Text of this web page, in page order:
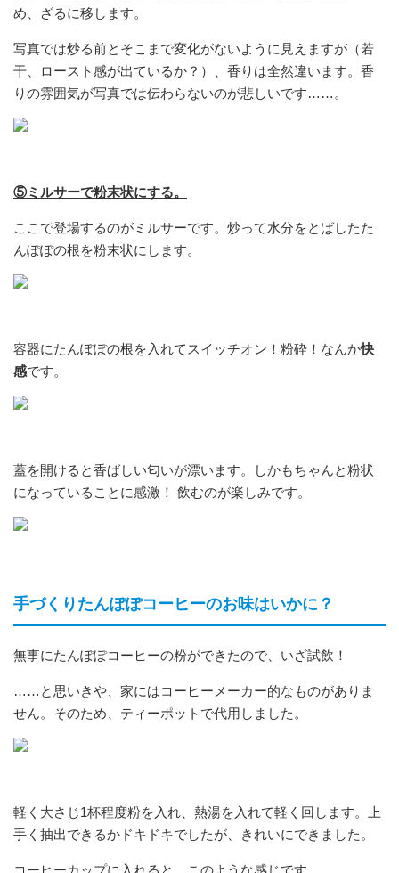
め、ざるに移します。
写真では炒る前とそこまで変化がないように見えますが（若
干、ロースト感が出ているか？）、香りは全然違います。香
りの雰囲気が写真では伝わらないのが悲しいです……。
⑤ミルサーで粉末状にする。
ここで登場するのがミルサーです。炒って水分をとばしたた
んぽぽの根を粉末状にします。
容器にたんぽぽの根を入れてスイッチオン！粉砕！なんか快
感です。
蓋を開けると香ばしい匂いが漂います。しかもちゃんと粉状
になっていることに感激！ 飲むのが楽しみです。
手づくりたんぽぽコーヒーのお味はいかに？
無事にたんぽぽコーヒーの粉ができたので、いざ試飲！
……と思いきや、家にはコーヒーメーカー的なものがありま
せん。そのため、ティーポットで代用しました。
軽く大さじ1杯程度粉を入れ、熱湯を入れて軽く回します。上
手く抽出できるかドキドキでしたが、きれいにできました。
コーヒーカップに入れると、このような感じです。